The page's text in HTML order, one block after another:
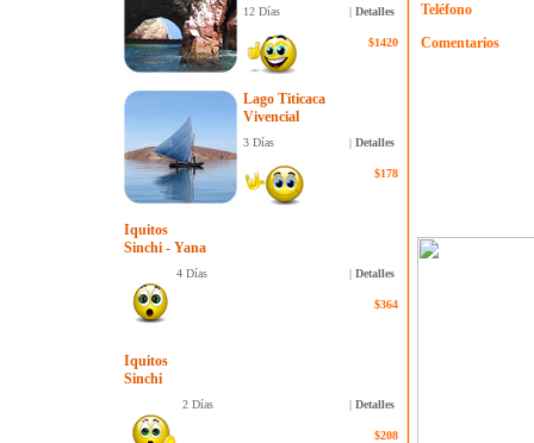
| Detalles
12 Días
$1420
Lago Titicaca
Vivencial
| Detalles
3 Días
$178
Iquitos
Sinchi - Yana
| Detalles
4 Días
$364
Iquitos
Sinchi
| Detalles
2 Días
$208
Teléfono
Comentarios